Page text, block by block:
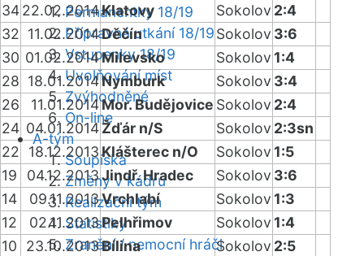
Permanentky 18/19
Přípravná utkání 18/19
Vstupenky 18/19
Uvolňování míst
Zvýhodněné
On-line
A-tým
Soupiska
Změny v kádru
Realizační tým
Statistiky
Zranění / nemocní hráči
3422.02.2014Klatovy Sokolov 2:4
32 11.02.2014Děčín Sokolov 3:6
30 01.02.2014Milevsko Sokolov 1:4
28 18.01.2014Nymburk Sokolov 3:4
26
11.01.2014Mor. Budějovice Sokolov 2:4
24 04.01.2014Žďár n/S Sokolov 2:3sn
22
18.12.2013Klášterec n/O Sokolov 1:5
19
04.12.2013Jindř. Hradec Sokolov 3:6
14
09.11.2013Vrchlabí Sokolov 1:3
12
02.11.2013Pelhřimov Sokolov 1:4
10
23.10.2013Bílina Sokolov 2:5